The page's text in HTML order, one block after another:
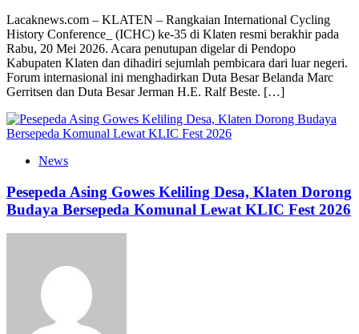
Lacaknews.com – KLATEN – Rangkaian International Cycling
History Conference_ (ICHC) ke-35 di Klaten resmi berakhir pada
Rabu, 20 Mei 2026. Acara penutupan digelar di Pendopo
Kabupaten Klaten dan dihadiri sejumlah pembicara dari luar negeri.
Forum internasional ini menghadirkan Duta Besar Belanda Marc
Gerritsen dan Duta Besar Jerman H.E. Ralf Beste. […]
News
Pesepeda Asing Gowes Keliling Desa, Klaten Dorong
Budaya Bersepeda Komunal Lewat KLIC Fest 2026